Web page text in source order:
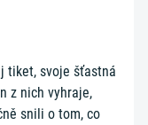
tiket, svoje šťastná
z nich vyhraje,
snili o tom, co